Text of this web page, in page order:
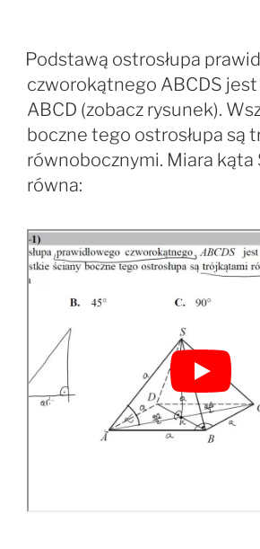
Podstawą ostrosłupa
czworokątnego ABCDS
ABCD (zobacz rysunek).
boczne tego ostrosłupa są
równobocznymi. Miara kąta
równa: